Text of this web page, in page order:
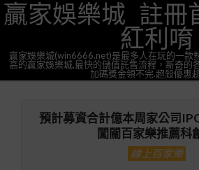
Skip
to贏家娛樂城_註冊
紅利唷
贏家娛樂城(win6666.net)是最多人在玩的一款
高的贏家娛樂城,最快的儲值託售流程，新奇的
加碼獎金領不完.超殺優惠
預計募資合計億本周家公司
闖關百家樂推薦科
線上百家樂